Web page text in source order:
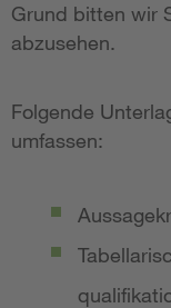
Grund bitten wir
abzusehen.
Folgende
umfassen: